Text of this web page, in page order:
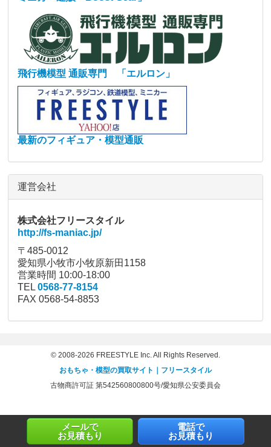
飛行機模型 通販専門 「エルロン」
最新のフィギュア・模型通販
運営会社
株式会社フリースタイル
http://fs-maniac.jp/
〒485-0012
愛知県小牧市小牧原新田1158
営業時間 10:00-18:00
TEL0568-77-8154
FAX 0568-54-8853
© 2008-2026 FREESTYLE Inc. All Rights Reserved.
おもちゃ・模型の買取サイト｜フリースタイル
古物商許可証 第542560800800号/愛知県公安委員会
メールで
お見積もり
電話で
お見積もり